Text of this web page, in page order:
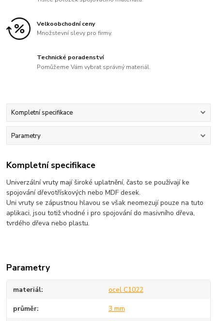
Velkoobchodní ceny
Množstevní slevy pro firmy.
Technické poradenství
Pomůžeme Vám vybrat správný materiál.
Kompletní specifikace
Parametry
Kompletní specifikace
Univerzální vruty mají široké uplatnění, často se používají ke
spojování dřevotřískových nebo MDF desek.
Uni vruty se zápustnou hlavou se však neomezují pouze na tuto
aplikaci, jsou totiž vhodné i pro spojování do masivního dřeva,
tvrdého dřeva nebo plastu.
Parametry
materiál ocel C1022
průměr 3 mm